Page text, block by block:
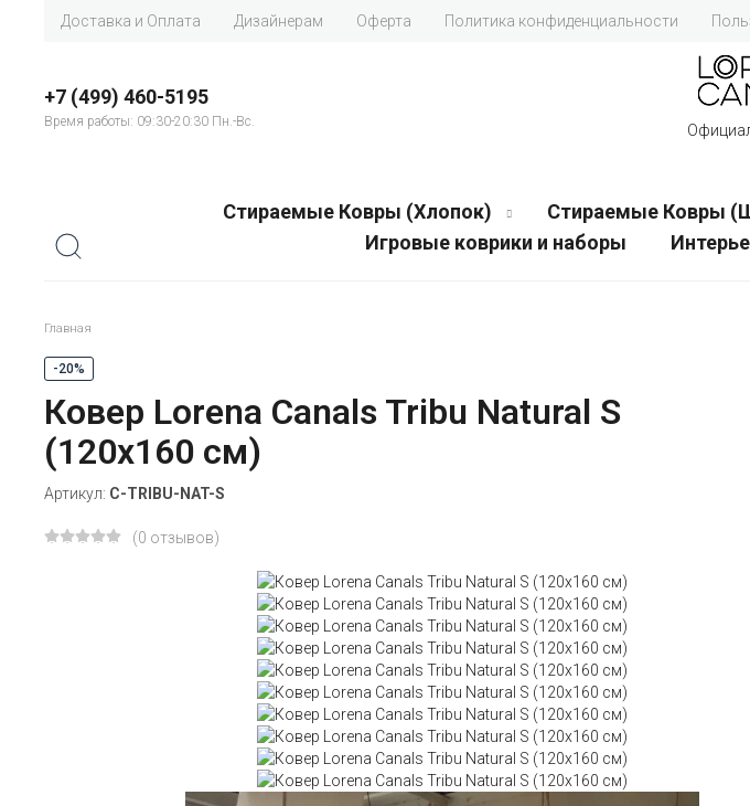
Доставка и Оплата Дизайнерам Оферта Политика конфиденциальности
+7 (499) 460-5195
Время работы: 09:30-20:30 Пн.-Вc.
Стираемые Ковры (Хлопок) Стираемые Ковры
Игровые коврики и наборы
Главная
-20%
Ковер Lorena Canals Tribu Natural S
(120x160 см)
Артикул: C-TRIBU-NAT-S
(0 отзывов)